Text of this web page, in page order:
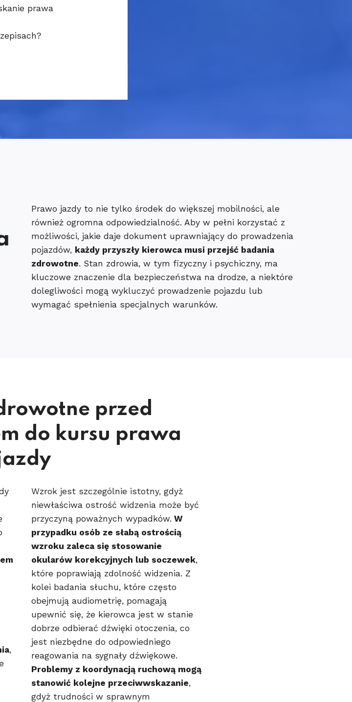
prawa
Prawo jazdy to nie tylko środek do większej mobilności, ale
również ogromna odpowiedzialność. Aby w pełni korzystać z
możliwości, jakie daje dokument uprawniający do prowadzenia
pojazdów, każdy przyszły kierowca musi przejść badania
zdrowotne. Stan zdrowia, w tym fizyczny i psychiczny, ma
kluczowe znaczenie dla bezpieczeństwa na drodze, a niektóre
dolegliwości mogą wykluczyć prowadzenie pojazdu lub
wymagać spełnienia specjalnych warunków.
przed
do kursu prawa
,
Wzrok jest szczególnie istotny, gdyż
niewłaściwa ostrość widzenia może być
przyczyną poważnych wypadków. W
przypadku osób ze słabą ostrością
wzroku zaleca się stosowanie
okularów korekcyjnych lub soczewek,
które poprawiają zdolność widzenia. Z
kolei badania słuchu, które często
obejmują audiometrię, pomagają
upewnić się, że kierowca jest w stanie
dobrze odbierać dźwięki otoczenia, co
jest niezbędne do odpowiedniego
reagowania na sygnały dźwiękowe.
Problemy z koordynacją ruchową mogą
stanowić kolejne przeciwwskazanie,
gdyż trudności w sprawnym